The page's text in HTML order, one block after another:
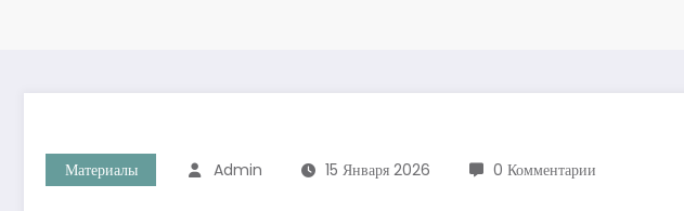
Материалы Admin 15 Января 2026 0 Комментарии